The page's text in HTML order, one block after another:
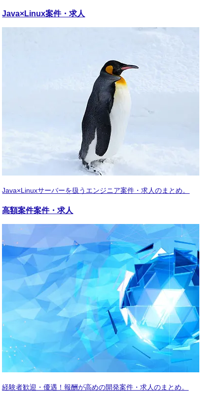
Java×Linux案件・求人
Java×Linuxサーバーを扱うエンジニア案件・求人のまとめ。
高額案件案件・求人
経験者歓迎・優遇！報酬が高めの開発案件・求人のまとめ。